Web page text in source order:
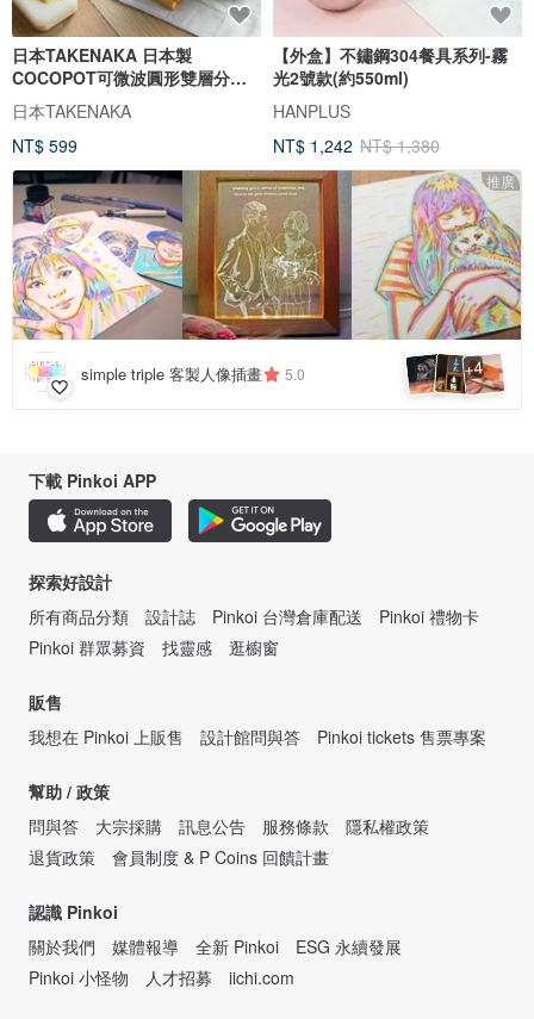
日本TAKENAKA 日本製
COCOPOT可微波圓形雙層分隔
保鮮盒530ml-白色
日本TAKENAKA
NT$ 599
【外盒】不鏽鋼304餐具系列-霧
光2號款(約550ml)
HANPLUS
NT$ 1,242 NT$ 1,380
推廣
simple triple 客製人像插畫 5.0 +4
下載 Pinkoi APP
探索好設計
所有商品分類
設計誌 Pinkoi 台灣倉庫配送
Pinkoi 禮物卡
Pinkoi 群眾募資
找靈感 逛櫥窗
販售
我想在 Pinkoi 上販售
設計館問與答 Pinkoi tickets 售票專案
幫助 / 政策
問與答
大宗採購 訊息公告 服務條款
隱私權政策
退貨政策
會員制度 & P Coins 回饋計畫
認識 Pinkoi
關於我們
媒體報導 全新 Pinkoi
ESG 永續發展
Pinkoi 小怪物
人才招募 iichi.com